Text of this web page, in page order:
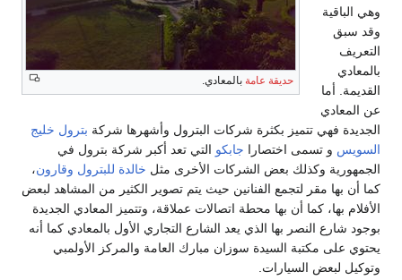
حديقة عامة بالمعادي.
وهي الباقية
وقد سبق
التعريف
بالمعادي
القديمة. أما
عن المعادي
الجديدة فهي تتميز بكثرة شركات البترول وأشهرها شركة بترول خليج
السويس و تسمى اختصارا جابكو التي تعد أكبر شركة بترول في
الجمهورية وكذلك بعض الشركات الأخرى مثل خالدة للبترول وقارون،
كما أن بها مقر لتجمع الفنانين حيث يتم تصوير الكثير من المشاهد لبعض
الأفلام بها، كما أن بها محطة اتصالات عملاقة، وتتميز المعادي الجديدة
بوجود شارع النصر بها الذي يعد الشارع التجاري الأول بالمعادي كما أنه
يحتوي على مكتبة السيدة سوزان مبارك العامة والمركز الأولمبي
وتوكيل لبعض السيارات.